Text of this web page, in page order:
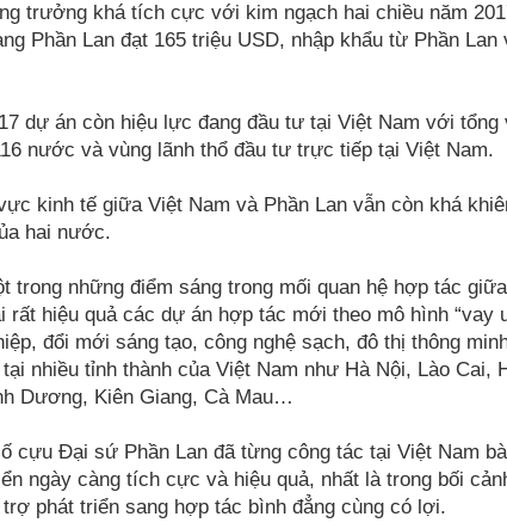
trưởng khá tích cực với kim ngạch hai chiều năm
Phần Lan đạt 165 triệu USD, nhập khẩu từ Phần Lan
dự án còn hiệu lực đang đầu tư tại Việt Nam với tổng
nước và vùng lãnh thổ đầu tư trực tiếp tại Việt Nam.
kinh tế giữa Việt Nam và Phần Lan vẫn còn khá
hai nước.
trong những điểm sáng trong mối quan hệ hợp tác
hiệu quả các dự án hợp tác mới theo mô hình “vay
đổi mới sáng tạo, công nghệ sạch, đô thị thông
nhiều tỉnh thành của Việt Nam như Hà Nội, Lào Cai,
Dương, Kiên Giang, Cà Mau…
cựu Đại sứ Phần Lan đã từng công tác tại Việt Nam
ngày càng tích cực và hiệu quả, nhất là trong bối
phát triển sang hợp tác bình đẳng cùng có lợi.